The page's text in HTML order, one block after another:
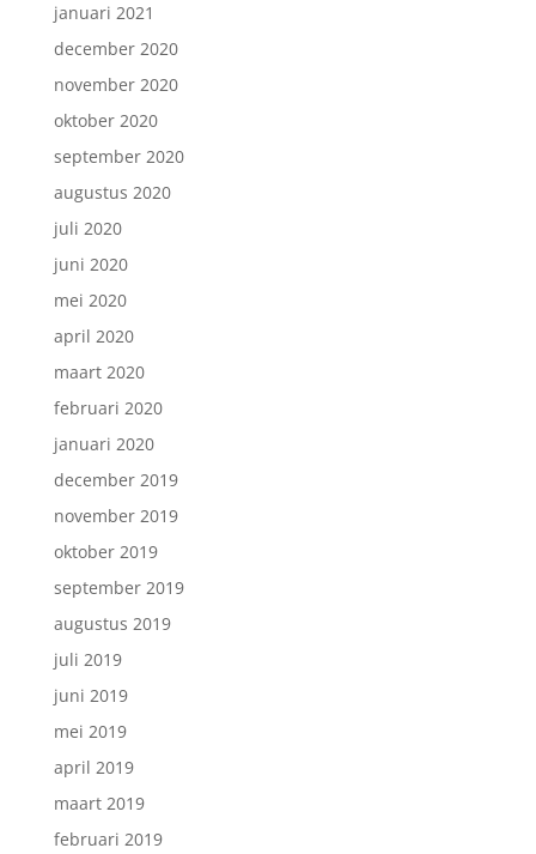
januari 2021
december 2020
november 2020
oktober 2020
september 2020
augustus 2020
juli 2020
juni 2020
mei 2020
april 2020
maart 2020
februari 2020
januari 2020
december 2019
november 2019
oktober 2019
september 2019
augustus 2019
juli 2019
juni 2019
mei 2019
april 2019
maart 2019
februari 2019